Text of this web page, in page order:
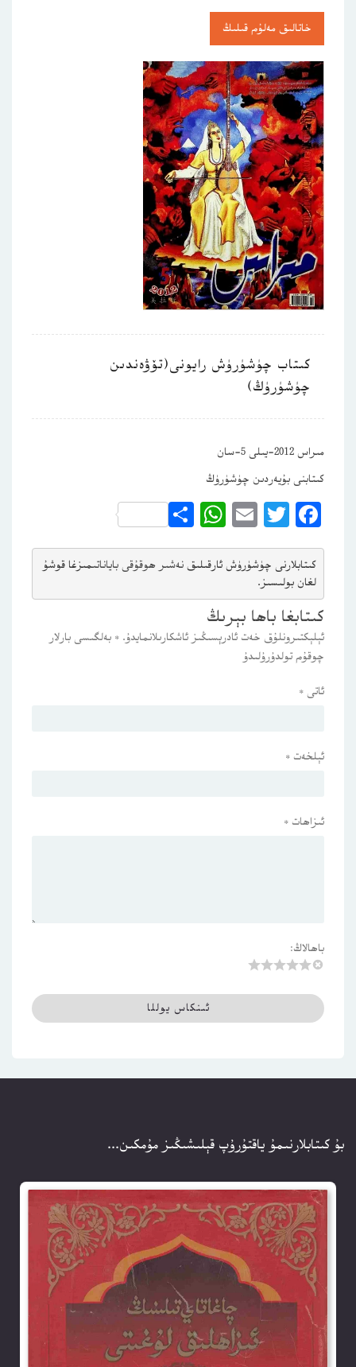
خاتالىق مەلۇم قىلىڭ
كىتاب چۈشۈرۈش رايونى(تۆۋەندىن
چۈشۈرۈڭ)
مىراس 2012-يىلى 5-سان
كىتابنى بۇيەردىن چۈشۈرۈڭ
Facebook
Twitter
Email
WhatsApp
Share
كىتابلارنى چۈشۈرۈش ئارقىلىق نەشىر ھوقۇقى باياناتىمىزغا قوشۇ
لغان بولىسىز.
كىتابغا باھا بېرىڭ
ئېلېكتىرونلۇق خەت ئادرېسىڭىز ئاشكارىلانمايدۇ. * بەلگىسى بارلار
چوقۇم تولدۇرۇلىدۇ
ئاتى *
ئېلخەت *
ئىزاھات *
باھالاڭ:
بۇ كىتابلارنىمۇ ياقتۇرۇپ قېلىشىڭىز مۇمكىن...